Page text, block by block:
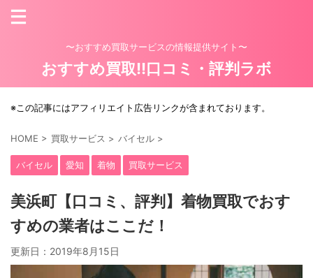
〜おすすめ買取サービスの情報提供サイト〜
おすすめ買取!!口コミ・評判ラボ
※この記事にはアフィリエイト広告リンクが含まれております。
HOME > 買取サービス > バイセル >
バイセル 愛知 着物 買取サービス
美浜町【口コミ、評判】着物買取でおす
すめの業者はここだ！
更新日： 2019年8月15日